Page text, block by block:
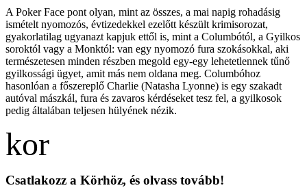
A Poker Face pont olyan, mint az összes, a mai napig rohadásig
ismételt nyomozós, évtizedekkel ezelőtt készült krimisorozat,
gyakorlatilag ugyanazt kapjuk ettől is, mint a Columbótól, a Gyilkos
soroktól vagy a Monktól: van egy nyomozó fura szokásokkal, aki
természetesen minden részben megold egy-egy lehetetlennek tűnő
gyilkossági ügyet, amit más nem oldana meg. Columbóhoz
hasonlóan a főszereplő Charlie (Natasha Lyonne) is egy szakadt
autóval mászkál, fura és zavaros kérdéseket tesz fel, a gyilkosok
pedig általában teljesen hülyének nézik.
Csatlakozz a Körhöz, és olvass tovább!